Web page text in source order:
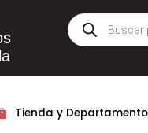
Búsqueda
de
productos
Tienda y